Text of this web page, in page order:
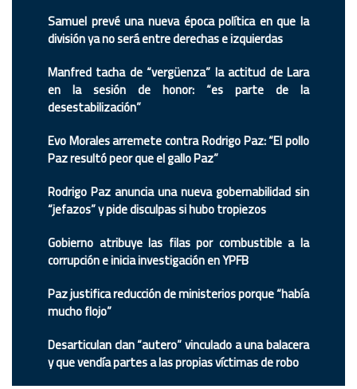
Samuel prevé una nueva época política en que la
división ya no será entre derechas e izquierdas
Manfred tacha de “vergüenza” la actitud de Lara
en la sesión de honor: “es parte de la
desestabilización”
Evo Morales arremete contra Rodrigo Paz: “El pollo
Paz resultó peor que el gallo Paz”
Rodrigo Paz anuncia una nueva gobernabilidad sin
“jefazos” y pide disculpas si hubo tropiezos
Gobierno atribuye las filas por combustible a la
corrupción e inicia investigación en YPFB
Paz justifica reducción de ministerios porque “había
mucho flojo”
Desarticulan clan “autero” vinculado a una balacera
y que vendía partes a las propias víctimas de robo